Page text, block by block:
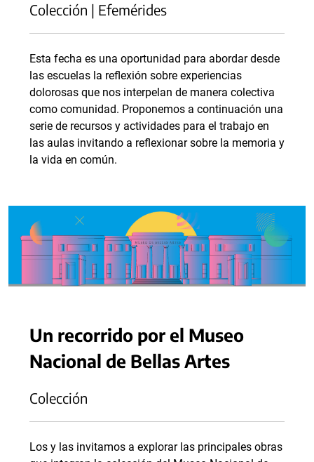
Colección | Efemérides
Esta fecha es una oportunidad para abordar desde
las escuelas la reflexión sobre experiencias
dolorosas que nos interpelan de manera colectiva
como comunidad. Proponemos a continuación una
serie de recursos y actividades para el trabajo en
las aulas invitando a reflexionar sobre la memoria y
la vida en común.
Un recorrido por el Museo
Nacional de Bellas Artes
Colección
Los y las invitamos a explorar las principales obras